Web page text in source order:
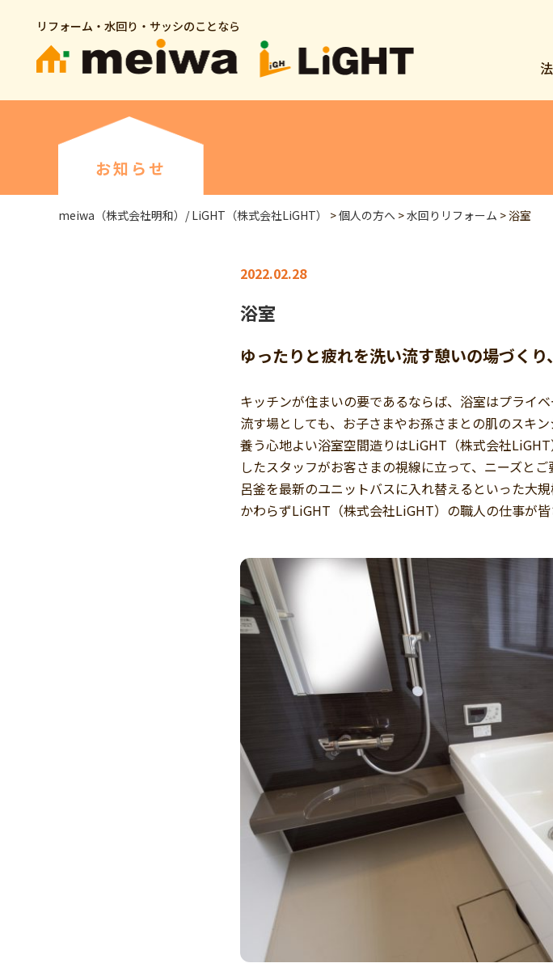
リフォーム・水回り・サッシのことなら
お知らせ
meiwa（株式会社明和）/ LiGHT（株式会社LiGHT） >個人の方へ >水回りリフォーム >浴室
2022.02.28
浴室
ゆったりと疲れを洗い流す憩いの場づくり
キッチンが住まいの要であるならば、浴室はプライ
流す場としても、お子さまやお孫さまとの肌のスキ
養う心地よい浴室空間造りはLiGHT（株式会社
したスタッフがお客さまの視線に立って、ニーズと
呂釜を最新のユニットバスに入れ替えるといった大
かわらずLiGHT（株式会社LiGHT）の職人の仕事が皆